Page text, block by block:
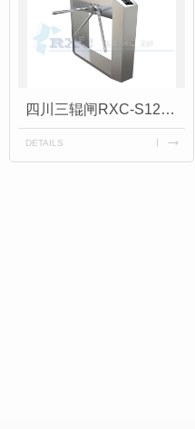
四川三辊闸RXC-S120B
DETAILS